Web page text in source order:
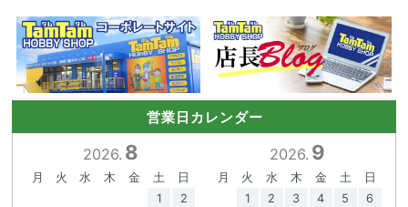
営業日カレンダー
2026. 8
月 火 水 木 金 土
日
1
2
2026. 9
月 火 水 木 金 土
日
1
2 3 4 5
6